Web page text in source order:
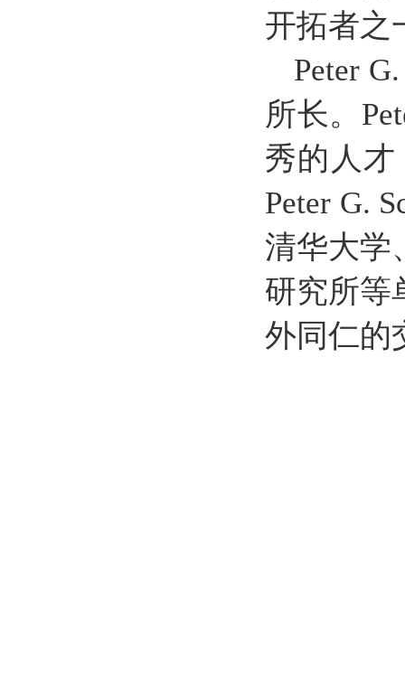
开拓者之
Peter
所长。
秀的人
Peter G.
清华大学
研究所等
外同仁的